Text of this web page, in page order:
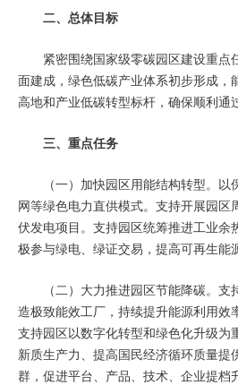
二、总体目标
紧密围绕国家级零碳园区建设重点
面建成，绿色低碳产业体系初步形成
高地和产业低碳转型标杆，确保顺利
三、重点任务
（一）加快园区用能结构转型。
网等绿色电力直供模式。支持开展园
伏发电项目。支持园区统筹推进工业
极参与绿电、绿证交易，提高可再生
（二）大力推进园区节能降碳。
造极致能效工厂，持续提升能源利用
支持园区以数字化转型和绿色化升级
新质生产力、提高国民经济循环质量
群，促进平台、产品、技术、企业提